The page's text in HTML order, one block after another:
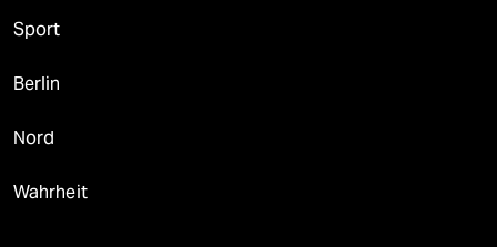
Sport
Berlin
Nord
Wahrheit